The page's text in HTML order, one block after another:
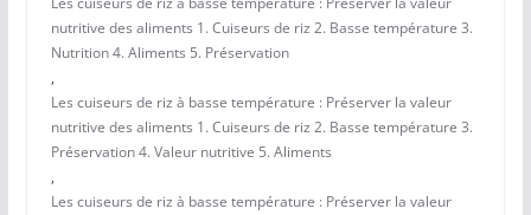
nutritive des aliments 1. Cuiseurs de riz 2. Basse température 3.
Nutrition 4. Aliments 5. Préservation
,
Les cuiseurs de riz à basse température : Préserver la valeur
nutritive des aliments 1. Cuiseurs de riz 2. Basse température 3.
Préservation 4. Valeur nutritive 5. Aliments
,
Les cuiseurs de riz à basse température : Préserver la valeur